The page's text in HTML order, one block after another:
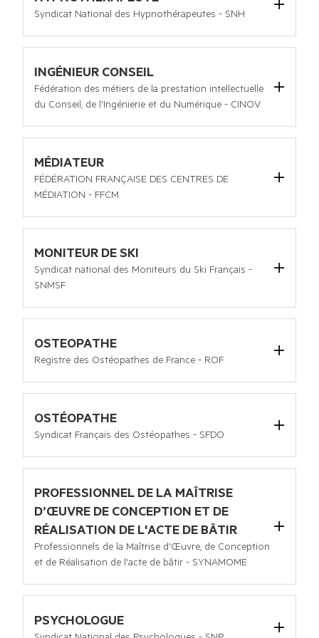
Site internet :
https://sng-c.fr/
Syndicat National des Hypnothérapeutes - SNH
PARIS cedex 07
Tel :06 61 13 60 79
Email :
contact@snhypnose.fr
Site internet :
https://www.snhypnose.fr/
INGÉNIEUR CONSEIL
Fédération des métiers de la prestation intellectuelle
du Conseil, de l'Ingénierie et du Numérique - CINOV
Tel :01 44 30 49 30
Email :communication@cinov.fr
Site internet :
MÉDIATEUR
FÉDÉRATION FRANÇAISE DES CENTRES DE
MÉDIATION - FFCM
Email :president@ffcmediation.org
Site internet : https://www.ffcmediation.org/
PRÉSIDENT DE LA FFCM
Romain CARAYOL
MONITEUR DE SKI
Syndicat national des Moniteurs du Ski Français -
SNMSF
Tel :04 76 90 67 36
Email :esf@snmsf.com
Site internet :
https://www.esf.net/
OSTEOPATHE
Registre des Ostéopathes de France - ROF
Tel :05 56 18 80 40
Email :contact@osteopathie.org
Site internet :
https://www.osteopathie.org/
PRÉSIDENT
François LEJEUNE
OSTÉOPATHE
Syndicat Français des Ostéopathes - SFDO
Tel :01 48 87 11 07
Email :secretariat@osteopathe-syndicat.fr
PROFESSIONNEL DE LA MAÎTRISE
D’ŒUVRE DE CONCEPTION ET DE
RÉALISATION DE L'ACTE DE BÂTIR
Professionnels de la Maîtrise d'Œuvre, de Conception
et de Réalisation de l'acte de bâtir - SYNAMOME
Tel :01 42 60 19 99
Email :contact@synamome.org
Site internet :
http://www.synamome.org/
PSYCHOLOGUE